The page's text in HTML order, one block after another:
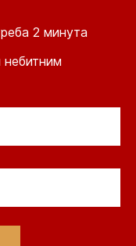
2 минута